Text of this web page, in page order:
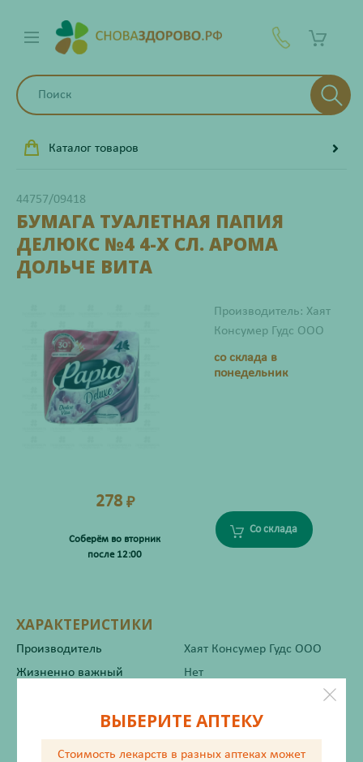
Каталог товаров
44757/09418
БУМАГА ТУАЛЕТНАЯ ПАПИЯ
ДЕЛЮКС №4 4-Х СЛ. АРОМА
ДОЛЬЧЕ ВИТА
Производитель: Хаят
Консумер Гудс ООО
со склада в
понедельник
278 ₽
Соберём во вторник
после 12:00
Со склада
ХАРАКТЕРИСТИКИ
Производитель
Хаят Консумер Гудс ООО
Жизненно важный
Нет
Инструкция по применению
ВЫБЕРИТЕ АПТЕКУ
Стоимость лекарств в разных аптеках может